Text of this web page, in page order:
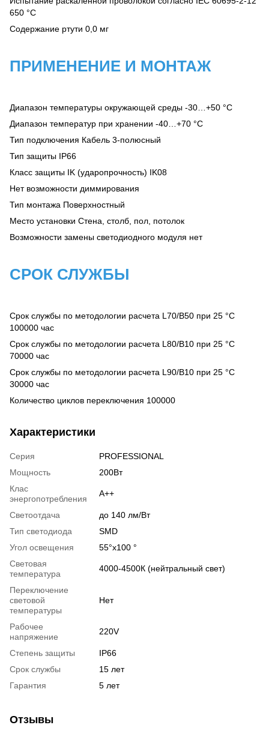
650 °С
Содержание ртути 0,0 мг
ПРИМЕНЕНИЕ И МОНТАЖ
Диапазон температуры окружающей среды -30…+50 °С
Диапазон температур при хранении -40…+70 °C
Тип подключения Кабель 3-полюсный
Тип защиты IP66
Класс защиты IK (ударопрочность) IK08
Нет возможности диммирования
Тип монтажа Поверхностный
Место установки Стена, столб, пол, потолок
Возможности замены светодиодного модуля нет
СРОК СЛУЖБЫ
Срок службы по методологии расчета L70/B50 при 25 °C
100000 час
Срок службы по методологии расчета L80/B10 при 25 °C
70000 час
Срок службы по методологии расчета L90/B10 при 25 °C
30000 час
Количество циклов переключения 100000
Характеристики
Серия
PROFESSIONAL
Мощность
200Вт
Клас
энергопотребления
А++
Светоотдача
до 140 лм/Вт
Тип светодиода
SMD
Угол освещения
55°х100 °
Световая
температура
4000-4500К (нейтральный свет)
Переключение
световой
температуры
Нет
Рабочее
напряжение
220V
Степень защиты
IP66
Срок службы
15 лет
Гарантия
5 лет
Отзывы